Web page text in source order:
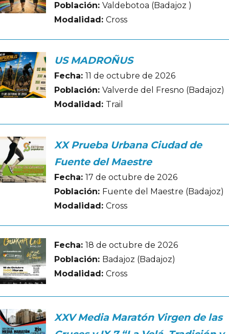
Población: Valdebotoa (Badajoz )
Modalidad: Cross
US MADROÑUS
Fecha: 11 de octubre de 2026
Población: Valverde del Fresno (Badajoz)
Modalidad: Trail
XX Prueba Urbana Ciudad de
Fuente del Maestre
Fecha: 17 de octubre de 2026
Población: Fuente del Maestre (Badajoz)
Modalidad: Cross
Fecha: 18 de octubre de 2026
Población: Badajoz (Badajoz)
Modalidad: Cross
XXV Media Maratón Virgen de las